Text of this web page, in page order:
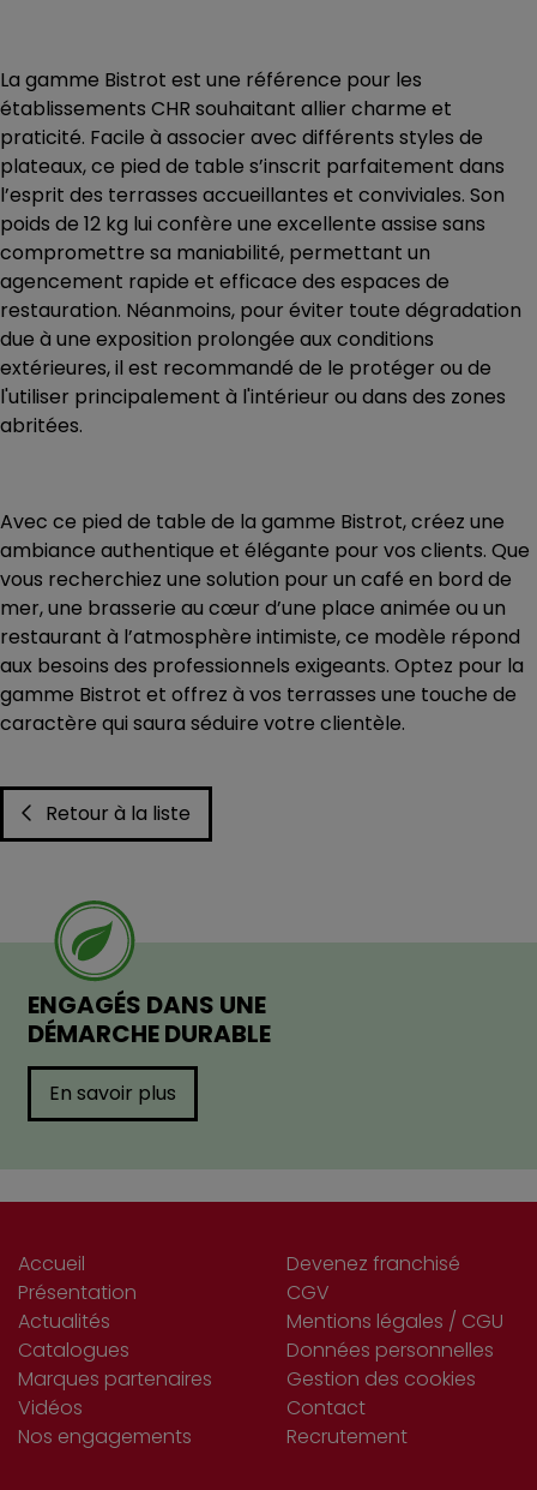
La gamme Bistrot est une référence pour les
établissements CHR souhaitant allier charme et
praticité. Facile à associer avec différents styles de
plateaux, ce pied de table s’inscrit parfaitement dans
l’esprit des terrasses accueillantes et conviviales. Son
poids de 12 kg lui confère une excellente assise sans
compromettre sa maniabilité, permettant un
agencement rapide et efficace des espaces de
restauration. Néanmoins, pour éviter toute dégradation
due à une exposition prolongée aux conditions
extérieures, il est recommandé de le protéger ou de
l'utiliser principalement à l'intérieur ou dans des zones
abritées.
Avec ce pied de table de la gamme Bistrot, créez une
ambiance authentique et élégante pour vos clients. Que
vous recherchiez une solution pour un café en bord de
mer, une brasserie au cœur d’une place animée ou un
restaurant à l’atmosphère intimiste, ce modèle répond
aux besoins des professionnels exigeants. Optez pour la
gamme Bistrot et offrez à vos terrasses une touche de
caractère qui saura séduire votre clientèle.
Retour à la liste
ENGAGÉS DANS UNE
DÉMARCHE DURABLE
En savoir plus
Accueil
Présentation
Actualités
Catalogues
Marques partenaires
Vidéos
Nos engagements
Devenez franchisé
CGV
Mentions légales / CGU
Données personnelles
Gestion des cookies
Contact
Recrutement